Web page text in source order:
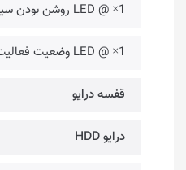
1× @ LED روشن بودن سیستم
1× @ LED وضعیت فعالیت هارد دیسک
قفسه درایو
درایو HDD